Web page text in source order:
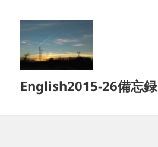
English2015-26備忘録